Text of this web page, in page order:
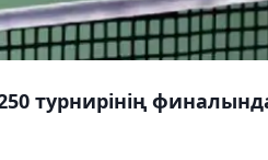
турнирінің